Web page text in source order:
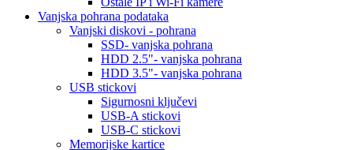
Vanjska pohrana podataka
Vanjski diskovi - pohrana
SSD- vanjska pohrana
HDD 2.5"- vanjska pohrana
HDD 3.5"- vanjska pohrana
USB stickovi
Sigurnosni ključevi
USB-A stickovi
USB-C stickovi
Memorijske kartice